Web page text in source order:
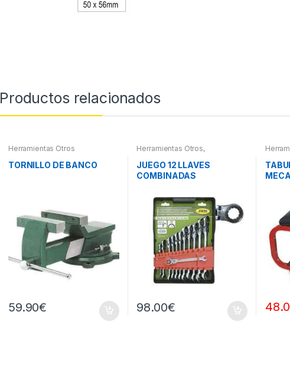
Productos relacionados
Herramientas Otros
TORNILLO DE BANCO
59.90€
Herramientas Otros,
Herramientas De Mano
JUEGO 12 LLAVES
COMBINADAS
98.00€